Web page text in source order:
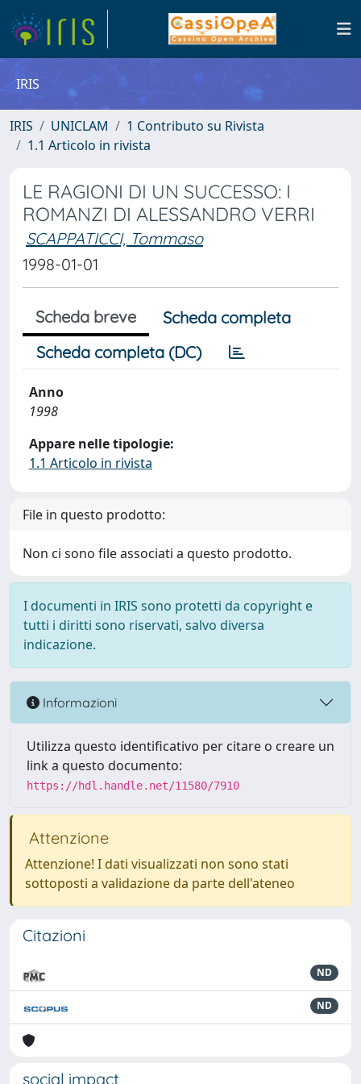
IRIS
IRIS UNICLAM
1 Contributo su Rivista
1.1 Articolo in rivista
LE RAGIONI DI UN SUCCESSO: I
ROMANZI DI ALESSANDRO VERRI
SCAPPATICCI, Tommaso
1998-01-01
Scheda breve
Scheda completa
Scheda completa (DC)
Anno
1998
Appare nelle tipologie:
1.1 Articolo in rivista
File in questo prodotto:
Non ci sono file associati a questo prodotto.
I documenti in IRIS sono protetti da copyright e
tutti i diritti sono riservati, salvo diversa
indicazione.
Informazioni
Utilizza questo identificativo per citare o creare un
link a questo documento:
https://hdl.handle.net/11580/7910
Attenzione
Attenzione! I dati visualizzati non sono stati
sottoposti a validazione da parte dell'ateneo
Citazioni
ND
ND
social impact